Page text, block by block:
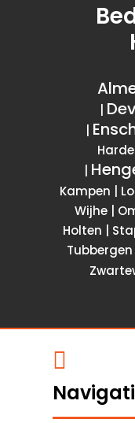
Kampen |
Wijhe |
Holten |
Tubbergen
